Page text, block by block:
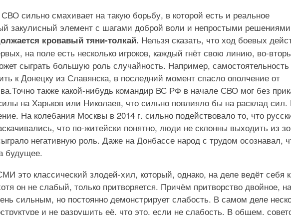
сильно смахивает на такую борьбу, в которой есть и реальное
закулисный элемент с шагами доброй воли и непростыми
кровавый тяни-толкай. Нельзя сказать, что ход боевых
на поле есть несколько игроков, каждый гнёт свою линию, во-
сыграть большую роль случайность. Например, самостоятельность
к Донецку из Славянска, в последний момент спасло ополчение от
Точно также какой-нибудь командир ВС РФ в начале СВО мог без
на Харьков или Николаев, что сильно повлияло бы на расклад сил.
На колебания Москвы в 2014 г. сильно подействовало то, что
что по-житейски понятно, люди не склонны выходить из
негативную роль. Даже на Донбассе народ с трудом осознавал,
будущее.
это классический злодей-хил, который, однако, на деле ведёт себя
он не слабый, только притворяется. Причём притворство двойное, на
сильным, но постоянно демонстрирует слабость. В самом деле
и не разрушить её, что это, если не слабость. В общем,